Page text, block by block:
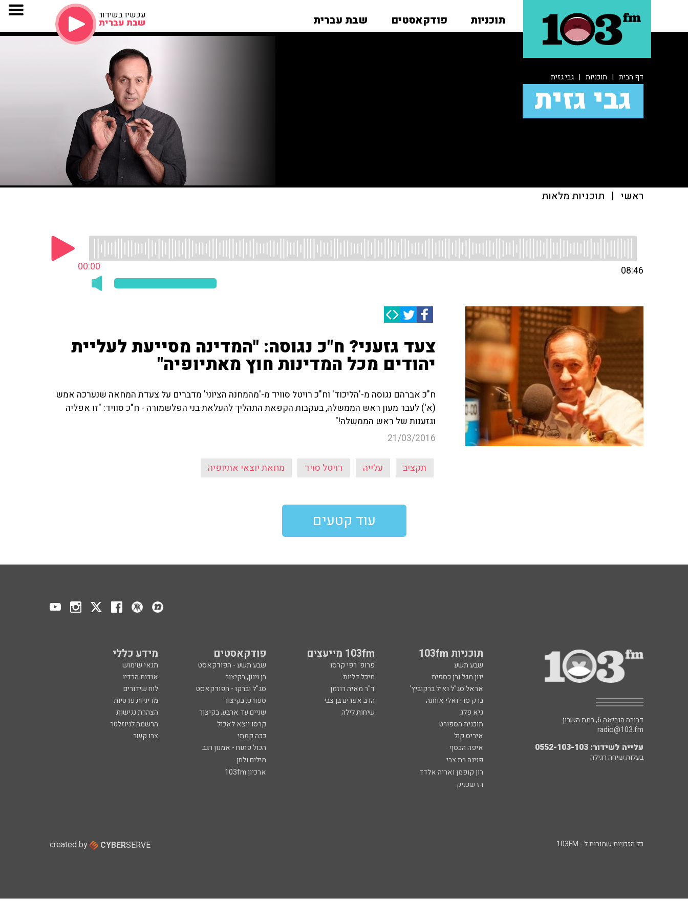
תוכניות פודקאסטים שבת עברית עכשיו בשידור
שבת עברית
דף הבית | תוכניות | גבי גזית
גבי גזית
ראשי | תוכניות מלאות
00:00 08:46
צעד גזעני? ח"כ נגוסה: "המדינה מסייעת לעליית
יהודים מכל המדינות חוץ מאתיופיה"
ח"כ אברהם נגוסה מ-'הליכוד' וח"כ רויטל סוויד מ-'מהמחנה הציוני' מדברים על צעדת המחאה שנערכה אמש
(א') לעבר מעון ראש הממשלה, בעקבות הקפאת התהליך להעלאת בני הפלשמורה - ח"כ סוויד: "זו אפליה
וגזענות של ראש הממשלה!"
21/03/2016
תקציב עלייה רויטל סויד מחאת יוצאי אתיופיה
עוד קטעים
תוכניות 103fm 103fm מייעצים פודקאסטים מידע כללי
שבע תשע פרופ' רפי קרסו שבע תשע - הפודקאסט
תנאי שימוש
ינון מגל ובן כספית
מיכל דליות בן וינון, בקיצור
אודות הרדיו
אראל סג"ל ואיל ברקוביץ'
ד"ר מאיה רוזמן סג"ל וברקו - הפודקאסט
לוח שידורים
ברק סרי ואלי אוחנה
הרב אפרים בן צבי ספורט, בקיצור
מדיניות פרטיות
גיא פלג
שיחות לילה שניים עד ארבע, בקיצור
הצהרת נגישות
תוכנית הספורט
קרסו יוצא לאכול
הרשמה לניוזלטר
איריס קול
ככה קמתי
צרו קשר
איפה הכסף
הכול פתוח - אמנון רגב
פנינה בת צבי
מילים ולחן
רון קופמן ואריה אלדד
ארכיון 103fm
רז שכניק
דבורה הנביאה 6, רמת השרון
radio@103.fm
עלייה לשידור: 0552-103-103
בעלות שיחה רגילה
כל הזכויות שמורות ל - 103FM created by CYBERSERVE